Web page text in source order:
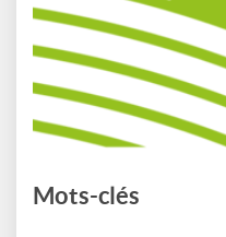
Mots-clés